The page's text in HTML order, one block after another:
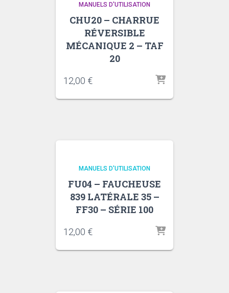
MANUELS D'UTILISATION
CHU20 – CHARRUE
RÉVERSIBLE
MÉCANIQUE 2 – TAF
20
12,00 €
MANUELS D'UTILISATION
FU04 – FAUCHEUSE
839 LATÉRALE 35 –
FF30 – SÉRIE 100
12,00 €